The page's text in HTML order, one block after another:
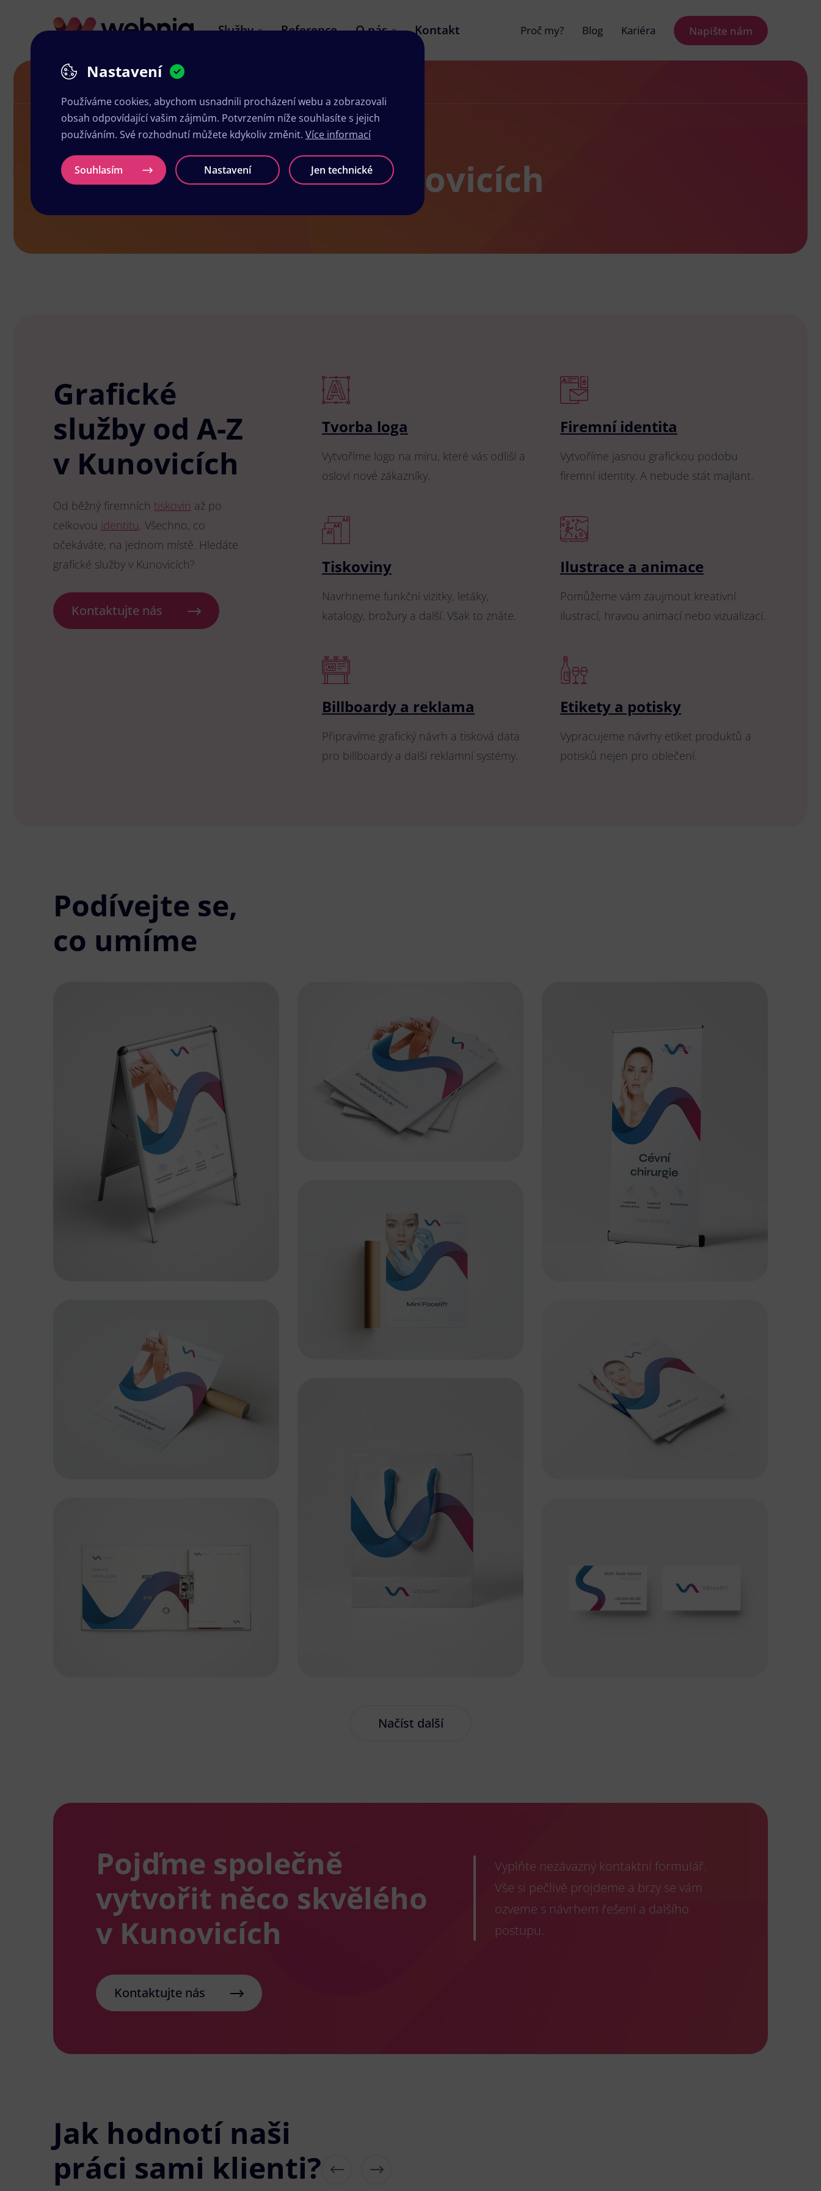
Služby Reference O nás Kontakt Proč my? Blog Kariéra Napište nám
Grafické služby v Kunovicích
Grafické služby v Kunovicích
Grafické
služby od A-Z
v Kunovicích
Od běžný firemních tiskovin až po
celkovou identitu. Všechno, co
očekáváte, na jednom místě. Hledáte
grafické služby v Kunovicích?
Kontaktujte nás
Tvorba loga
Vytvoříme logo na míru, které vás odliší a
osloví nové zákazníky.
Firemní identita
Vytvoříme jasnou grafickou podobu
firemní identity. A nebude stát majlant.
Tiskoviny
Navrhneme funkční vizitky, letáky,
katalogy, brožury a další. Však to znáte.
Ilustrace a animace
Pomůžeme vám zaujmout kreativní
ilustrací, hravou animací nebo vizualizací.
Billboardy a reklama
Připravíme grafický návrh a tisková data
pro billboardy a další reklamní systémy.
Etikety a potisky
Vypracujeme návrhy etiket produktů a
potisků nejen pro oblečení.
Podívejte se,
co umíme
Načíst další
Pojďme společně
vytvořit něco skvělého
v Kunovicích
Vyplňte nezávazný kontaktní formulář.
Vše si pečlivě projdeme a brzy se vám
ozveme s návrhem řešení a dalšího
postupu.
Kontaktujte nás
Jak hodnotí naši
práci sami klienti?
Nastavení
Používáme cookies, abychom usnadnili procházení webu a zobrazovali
obsah odpovídající vašim zájmům. Potvrzením níže souhlasíte s jejich
používáním. Své rozhodnutí můžete kdykoliv změnit. Více informací
Souhlasím Nastavení Jen technické